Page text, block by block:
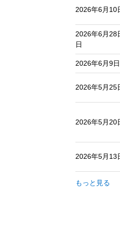
2026年6月10
2026年6月28
日
2026年6月9
2026年5月25
2026年5月20
2026年5月13
もっと見る